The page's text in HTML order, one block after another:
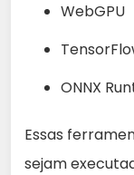
WebGPU
ONNX
Essas
sejam